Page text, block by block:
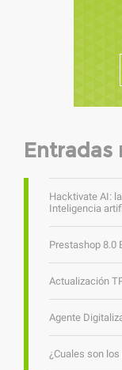
Entradas
Hacktivate AI:
Inteligencia
Prestashop 8.0
Actualización
Agente
¿Cuales son